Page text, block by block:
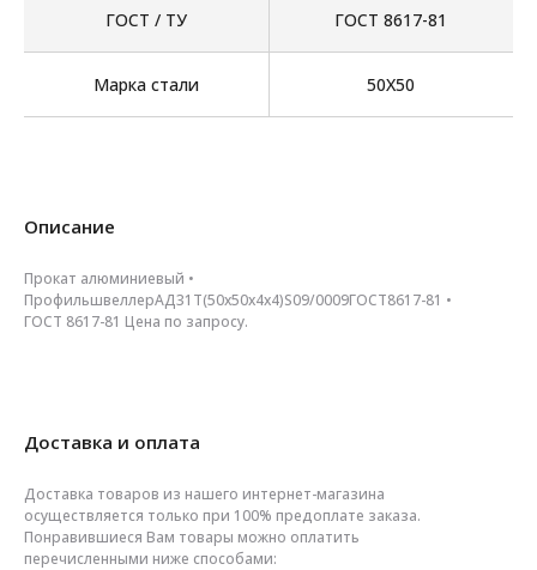
ГОСТ / ТУ ГОСТ 8617-81
Марка стали 50Х50
Описание
Прокат алюминиевый •
ПрофильшвеллерАД31Т(50х50х4х4)S09/0009ГОСТ8617-81 •
ГОСТ 8617-81 Цена по запросу.
Доставка и оплата
Доставка товаров из нашего интернет-магазина
осуществляется только при 100% предоплате заказа.
Понравившиеся Вам товары можно оплатить
перечисленными ниже способами: